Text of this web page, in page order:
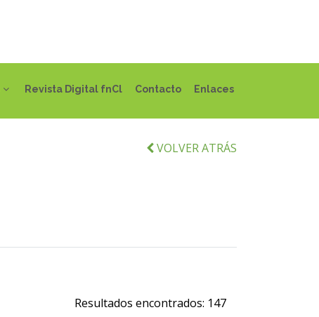
Revista Digital fnCl Contacto Enlaces
VOLVER ATRÁS
Resultados encontrados: 147